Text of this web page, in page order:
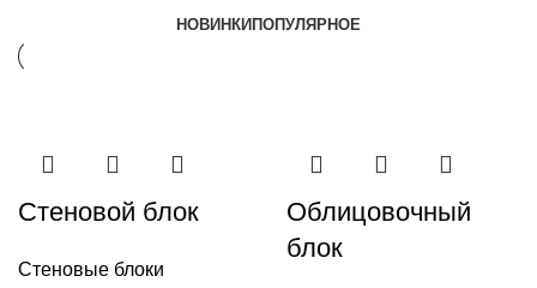
НОВИНКИ ПОПУЛЯРНОЕ
Стеновой блок
Стеновые блоки
Облицовочный
блок